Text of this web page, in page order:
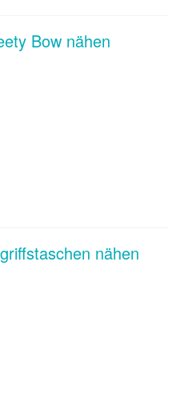
Bow nähen
nähen